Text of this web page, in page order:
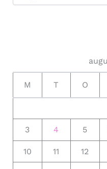
M T O
3 4 5
10 11 12